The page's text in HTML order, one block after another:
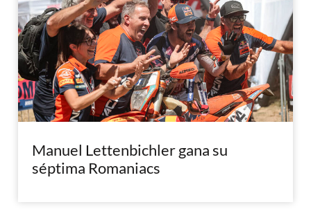
Manuel Lettenbichler gana su
séptima Romaniacs